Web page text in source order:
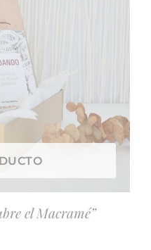
el Macramé”